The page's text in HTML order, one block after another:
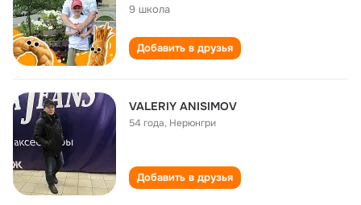
9 школа
Добавить в друзья
VALERIY ANISIMOV
54 года, Нерюнгри
Добавить в друзья